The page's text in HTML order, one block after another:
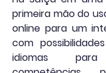
primeira mão do
online para um
com
idiomas para